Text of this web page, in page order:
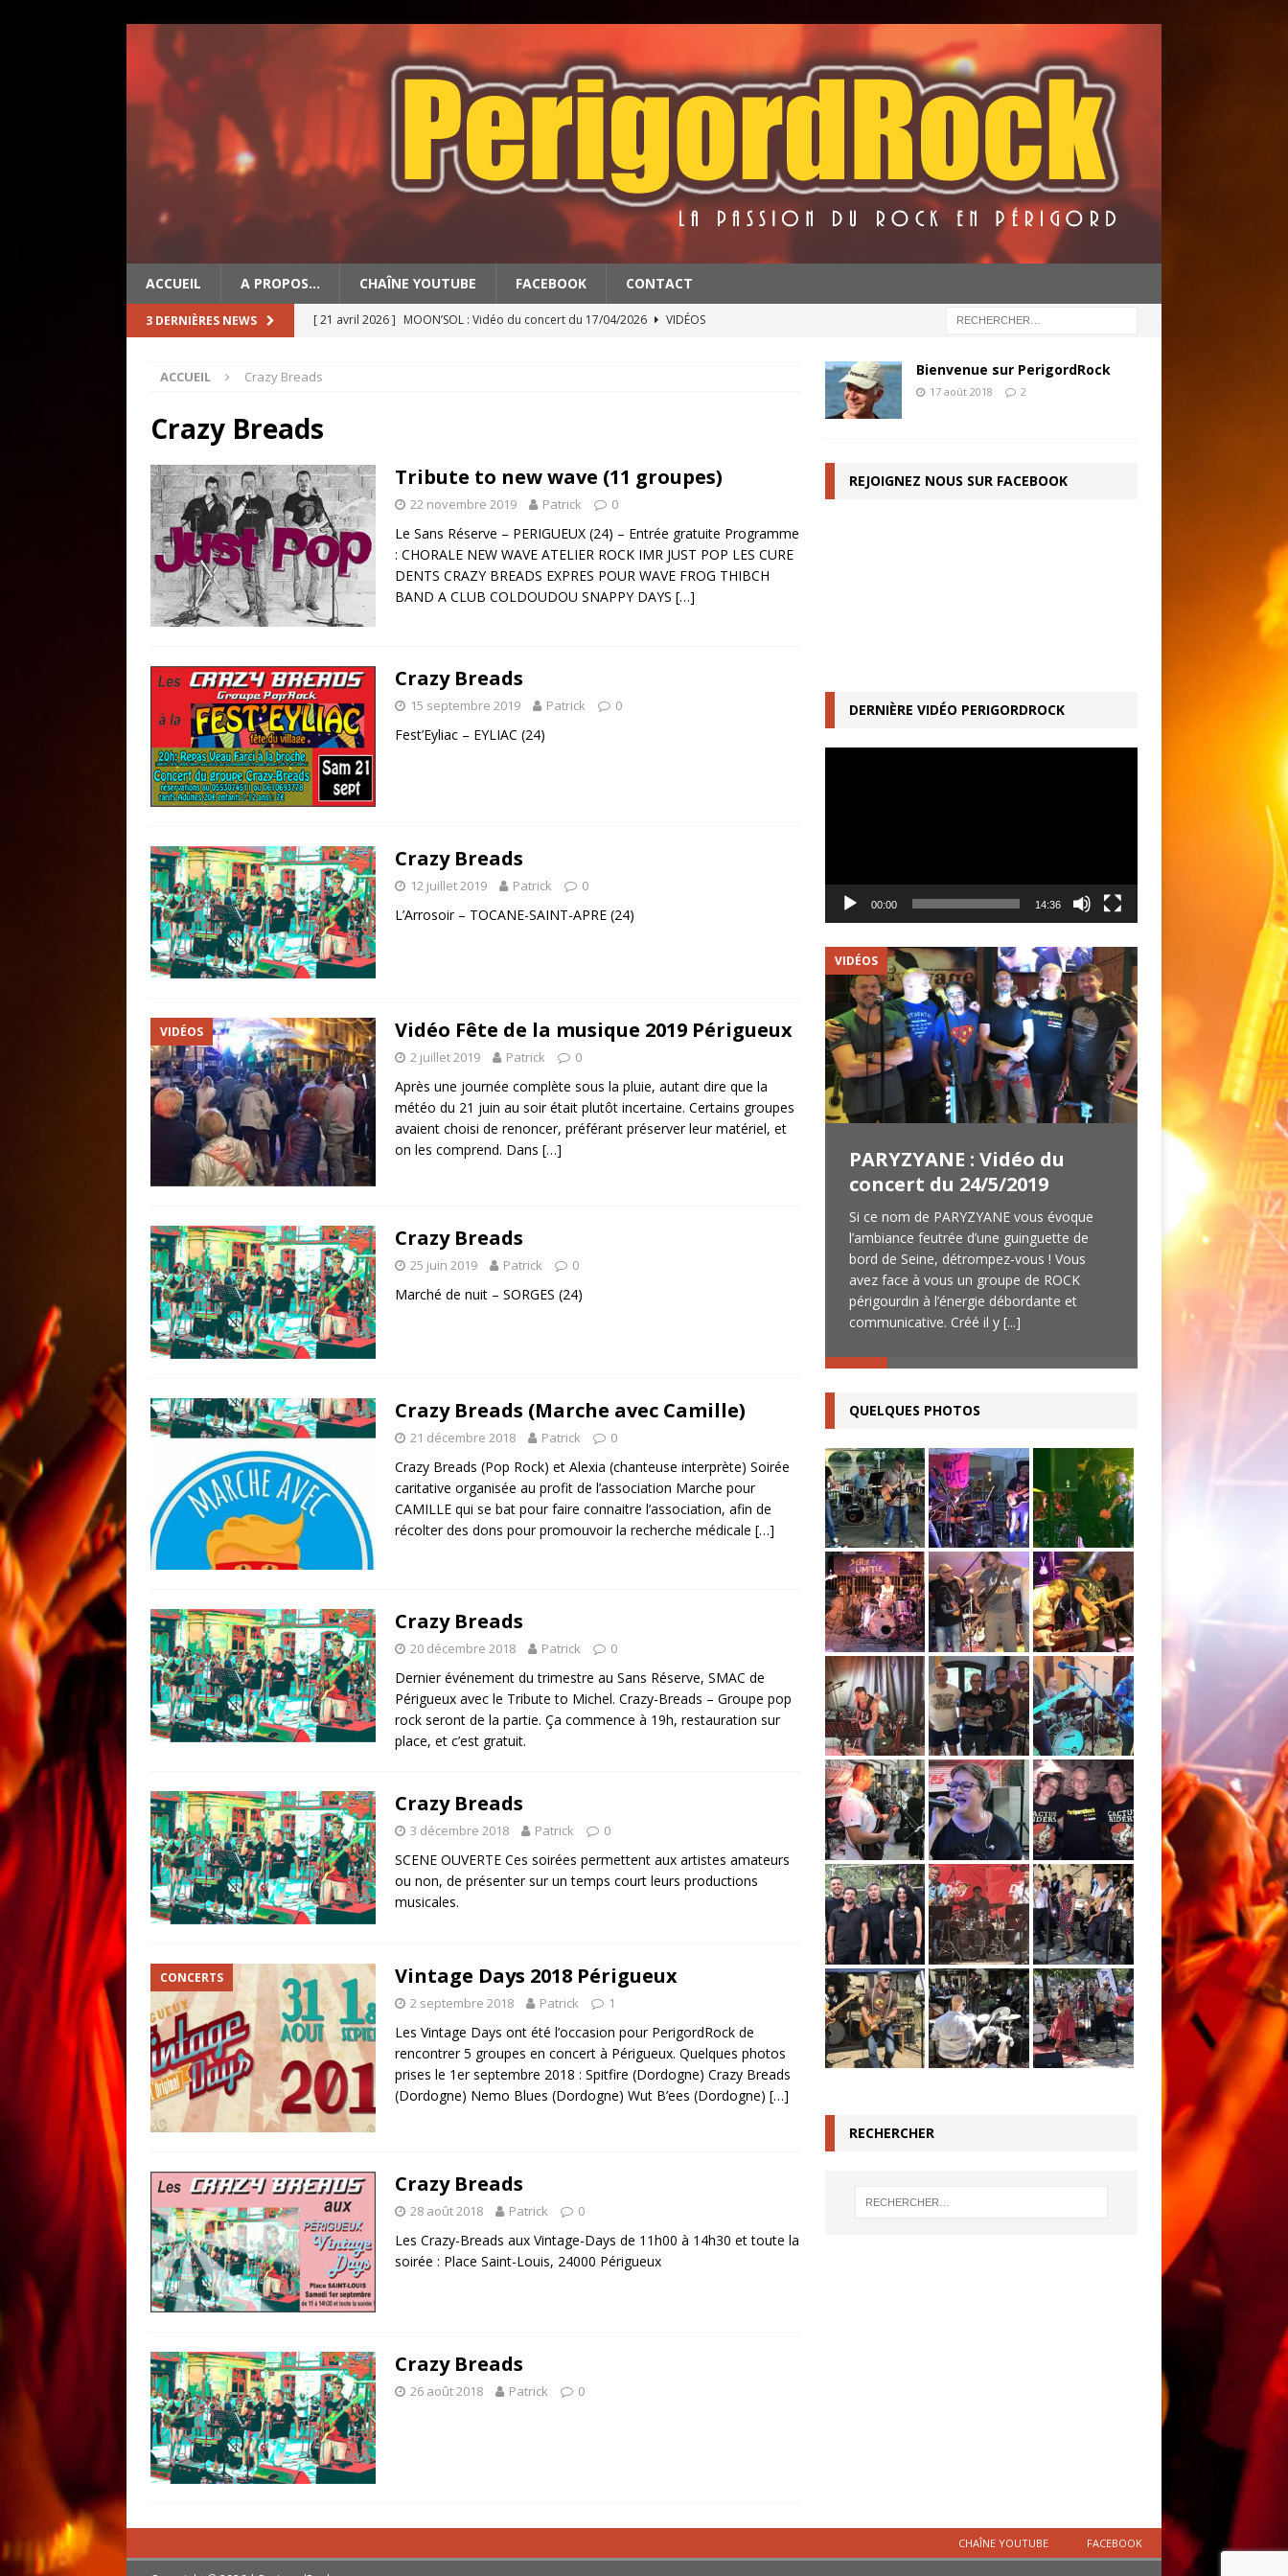
ACCUEIL A PROPOS… CHAÎNE YOUTUBE FACEBOOK CONTACT
3 DERNIÈRES NEWS [ 21 avril 2026 ] MOON’SOL : Vidéo du concert du 17/04/2026
VIDÉOS
[ 2 mai 2026 ]
ACCUEIL Crazy Breads
Crazy Breads
Tribute to new wave (11 groupes)
22 novembre 2019 Patrick 0
Le Sans Réserve – PERIGUEUX (24) – Entrée gratuite Programme
: CHORALE NEW WAVE ATELIER ROCK IMR JUST POP LES CURE
DENTS CRAZY BREADS EXPRES POUR WAVE FROG THIBCH
BAND A CLUB COLDOUDOU SNAPPY DAYS […]
Crazy Breads
15 septembre 2019 Patrick 0
Fest’Eyliac – EYLIAC (24)
Crazy Breads
12 juillet 2019 Patrick 0
L’Arrosoir – TOCANE-SAINT-APRE (24)
VIDÉOS Vidéo Fête de la musique 2019 Périgueux
2 juillet 2019 Patrick 0
Après une journée complète sous la pluie, autant dire que la
météo du 21 juin au soir était plutôt incertaine. Certains groupes
avaient choisi de renoncer, préférant préserver leur matériel, et
on les comprend. Dans […]
Crazy Breads
25 juin 2019 Patrick 0
Marché de nuit – SORGES (24)
Crazy Breads (Marche avec Camille)
21 décembre 2018 Patrick 0
Crazy Breads (Pop Rock) et Alexia (chanteuse interprète) Soirée
caritative organisée au profit de l’association Marche pour
CAMILLE qui se bat pour faire connaitre l’association, afin de
récolter des dons pour promouvoir la recherche médicale […]
Crazy Breads
20 décembre 2018 Patrick 0
Dernier événement du trimestre au Sans Réserve, SMAC de
Périgueux avec le Tribute to Michel. Crazy-Breads – Groupe pop
rock seront de la partie. Ça commence à 19h, restauration sur
place, et c’est gratuit.
Crazy Breads
3 décembre 2018 Patrick 0
SCENE OUVERTE Ces soirées permettent aux artistes amateurs
ou non, de présenter sur un temps court leurs productions
musicales.
CONCERTS Vintage Days 2018 Périgueux
2 septembre 2018 Patrick 1
Les Vintage Days ont été l’occasion pour PerigordRock de
rencontrer 5 groupes en concert à Périgueux. Quelques photos
prises le 1er septembre 2018 : Spitfire (Dordogne) Crazy Breads
(Dordogne) Nemo Blues (Dordogne) Wut B’ees (Dordogne) […]
Crazy Breads
28 août 2018 Patrick 0
Les Crazy-Breads aux Vintage-Days de 11h00 à 14h30 et toute la
soirée : Place Saint-Louis, 24000 Périgueux
Crazy Breads
26 août 2018 Patrick 0
Bienvenue sur PerigordRock
17 août 2018 2
REJOIGNEZ NOUS SUR FACEBOOK
DERNIÈRE VIDÉO PERIGORDROCK
00:00 14:36
BACK TO QUEEN : Vidéo du
AFRO BLONDES et leur formation BACK
diffusé quelques vidéos en direct sur notre
VIDÉOS
PARYZYANE : Vidéo du
concert du 24/5/2019
Si ce nom de PARYZYANE vous évoque
l’ambiance feutrée d’une guinguette de
bord de Seine, détrompez-vous ! Vous
avez face à vous un groupe de ROCK
périgourdin à l’énergie débordante et
communicative. Créé il y [...]
Lhauna : 4
en vidéo
Rendez-vous était
Café de Bordeaux
(24) afin de
quatre titres de
l’occasion de
avec ces quatre
QUELQUES PHOTOS
RECHERCHER
CHAÎNE YOUTUBE FACEBOOK